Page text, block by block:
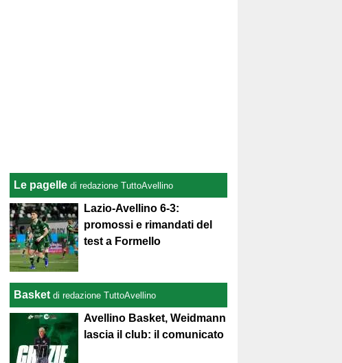
Le pagelle di redazione TuttoAvellino
Lazio-Avellino 6-3:
promossi e rimandati del
test a Formello
Basket di redazione TuttoAvellino
Avellino Basket, Weidmann
lascia il club: il comunicato